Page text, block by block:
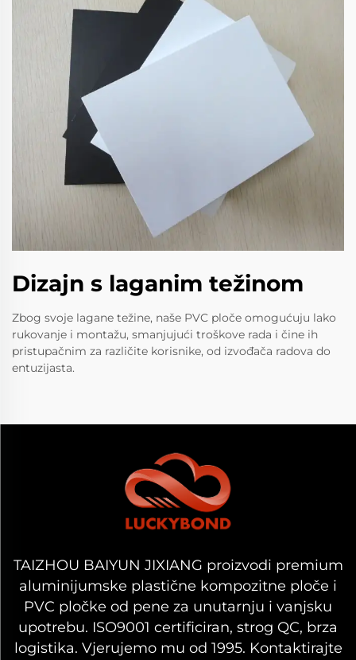
Dizajn s laganim težinom
Zbog svoje lagane težine, naše PVC ploče omogućuju lako
rukovanje i montažu, smanjujući troškove rada i čine ih
pristupačnim za različite korisnike, od izvođača radova do
entuzijasta.
TAIZHOU BAIYUN JIXIANG proizvodi premium
aluminijumske plastične kompozitne ploče i
PVC pločke od pene za unutarnju i vanjsku
upotrebu. ISO9001 certificiran, strog QC, brza
logistika. Vjerujemo mu od 1995. Kontaktirajte